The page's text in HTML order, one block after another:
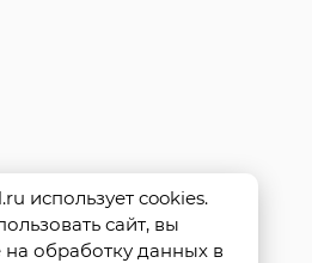
использует cookies.
сайт, вы
на обработку данных в